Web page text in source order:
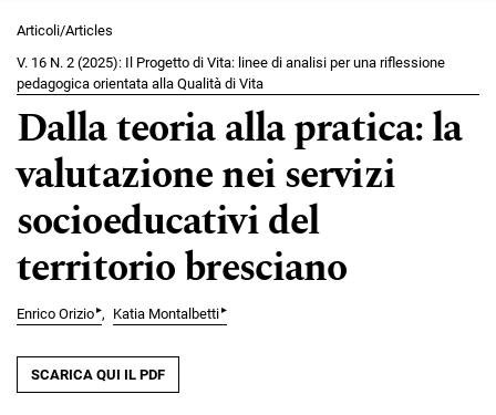
Articoli/Articles
V. 16 N. 2 (2025): Il Progetto di Vita: linee di analisi per una riflessione
pedagogica orientata alla Qualità di Vita
Dalla teoria alla pratica: la
valutazione nei servizi
socioeducativi del
territorio bresciano
Enrico Orizio▸ Katia Montalbetti▸
SCARICA QUI IL PDF